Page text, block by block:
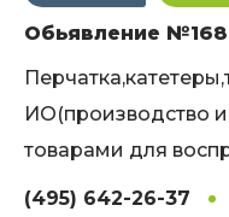
Обьявление
ИО(производство и
товарами для
(495) 642-26-37